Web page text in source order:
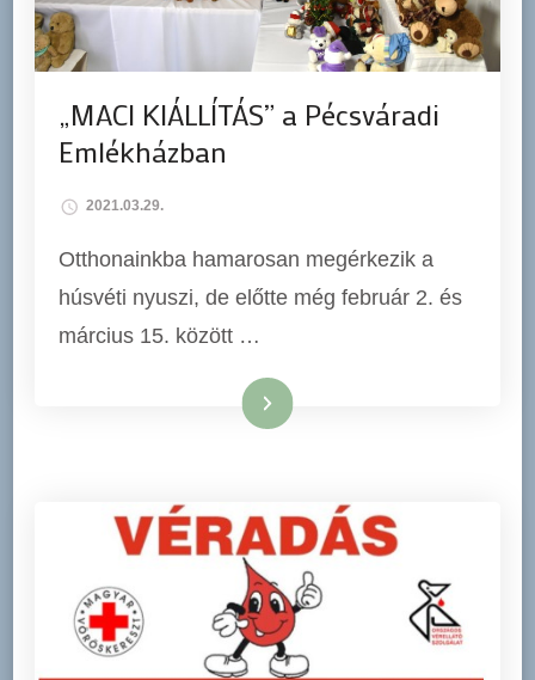
„MACI KIÁLLÍTÁS” a Pécsváradi
Emlékházban
2021.03.29.
Otthonainkba hamarosan megérkezik a
húsvéti nyuszi, de előtte még február 2. és
március 15. között …
Tovább